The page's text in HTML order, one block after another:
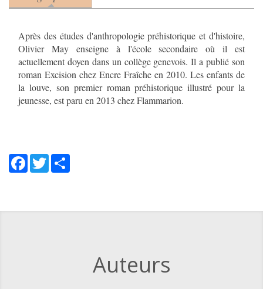
(onglet actif)
Après des études d'anthropologie préhistorique et d'histoire,
Olivier May enseigne à l'école secondaire où il est
actuellement doyen dans un collège genevois. Il a publié son
roman Excision chez Encre Fraîche en 2010. Les enfants de
la louve, son premier roman préhistorique illustré pour la
jeunesse, est paru en 2013 chez Flammarion.
Facebook
Twitter
Auteurs